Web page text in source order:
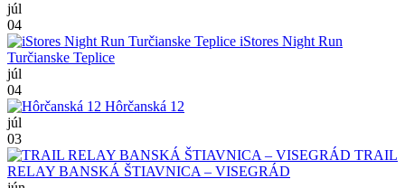
júl
04
iStores Night Run
Turčianske Teplice
júl
04
Hôrčanská 12
júl
03
TRAIL
RELAY BANSKÁ ŠTIAVNICA – VISEGRÁD